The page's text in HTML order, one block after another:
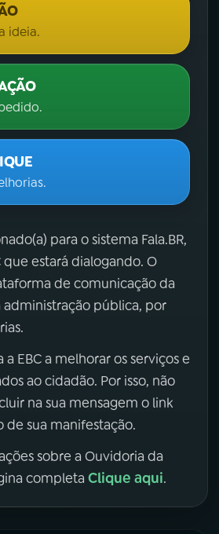
ideia.
para o sistema Fala.BR,
que estará dialogando. O
de comunicação da
pública, por
EBC a melhorar os serviços e
ao cidadão. Por isso, não
na sua mensagem o link
sua manifestação.
sobre a Ouvidoria da
completa Clique aqui.